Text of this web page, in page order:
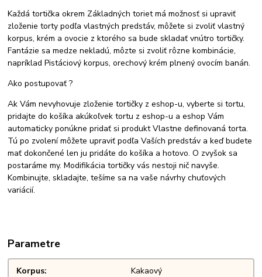
Každá tortička okrem Základných toriet má možnosť si upraviť
zloženie torty podľa vlastných predstáv, môžete si zvoliť vlastný
korpus, krém a ovocie z ktorého sa bude skladať vnútro tortičky.
Fantázie sa medze nekladú, môzte si zvoliť rôzne kombinácie,
napríklad Pistáciový korpus, orechový krém plnený ovocím banán.
Ako postupovať ?
Ak Vám nevyhovuje zloženie tortičky z eshop-u, vyberte si tortu,
pridajte do košíka akúkoľvek tortu z eshop-u a eshop Vám
automaticky ponúkne pridať si produkt Vlastne definovaná torta.
Tú po zvolení môžete upraviť podľa Vaších predstáv a keď budete
mať dokončené len ju pridáte do košíka a hotovo. O zvyšok sa
postaráme my. Modifikácia tortičky vás nestoji nič navyše.
Kombinujte, skladajte, tešíme sa na vaše návrhy chuťových
variácií.
Parametre
Korpus Kakaový